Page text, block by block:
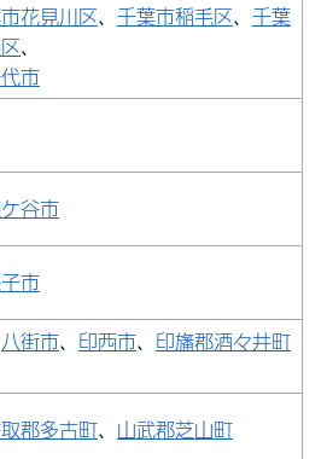
花見川区、 千葉市稲毛区、 千葉
、
市
谷市
市
八街市、 印西市、 印旛郡酒々井町
郡多古町、 山武郡芝山町